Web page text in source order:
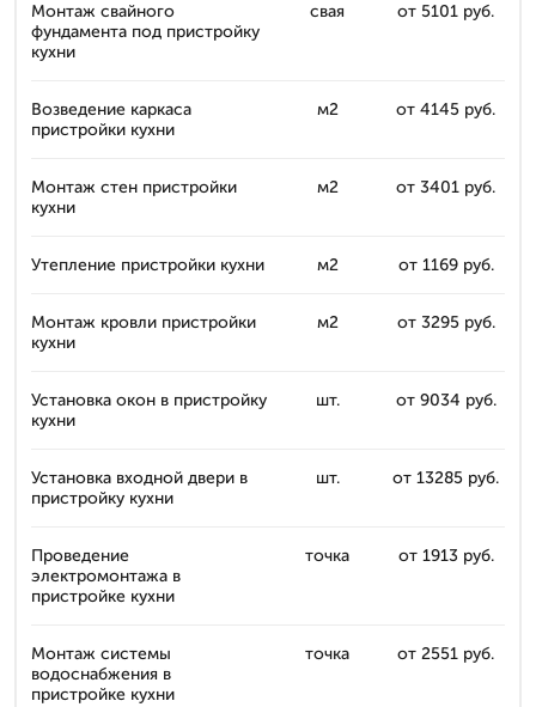
Монтаж свайного
фундамента под пристройку
кухни
свая от 5101 руб.
Возведение каркаса
пристройки кухни
м2 от 4145 руб.
Монтаж стен пристройки
кухни
м2 от 3401 руб.
Утепление пристройки кухни м2 от 1169 руб.
Монтаж кровли пристройки
кухни
м2 от 3295 руб.
Установка окон в пристройку
кухни
шт. от 9034 руб.
Установка входной двери в
пристройку кухни
шт. от 13285 руб.
Проведение
электромонтажа в
пристройке кухни
точка от 1913 руб.
Монтаж системы
водоснабжения в
пристройке кухни
точка от 2551 руб.